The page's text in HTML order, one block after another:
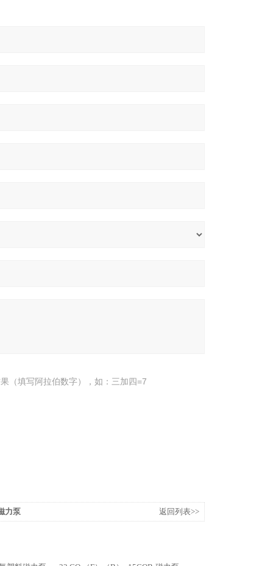
（填写阿拉伯数字），如：三加四=7
力泵 返回列表>>